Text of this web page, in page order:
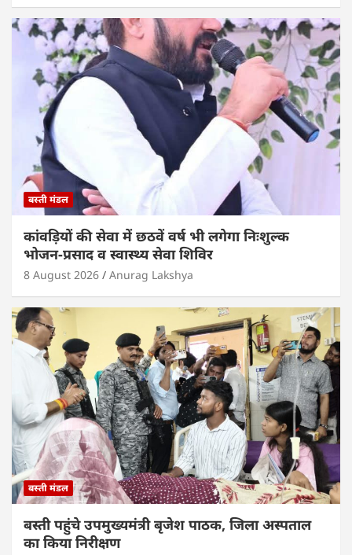
बस्ती मंडल
कांवड़ियों की सेवा में छठवें वर्ष भी लगेगा निःशुल्क
भोजन-प्रसाद व स्वास्थ्य सेवा शिविर
8 August 2026 Anurag Lakshya
बस्ती मंडल
बस्ती पहुंचे उपमुख्यमंत्री बृजेश पाठक, जिला अस्पताल
का किया निरीक्षण